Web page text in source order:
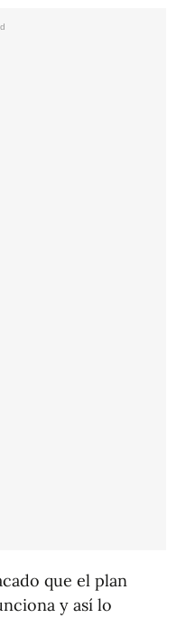
que el plan
y así lo